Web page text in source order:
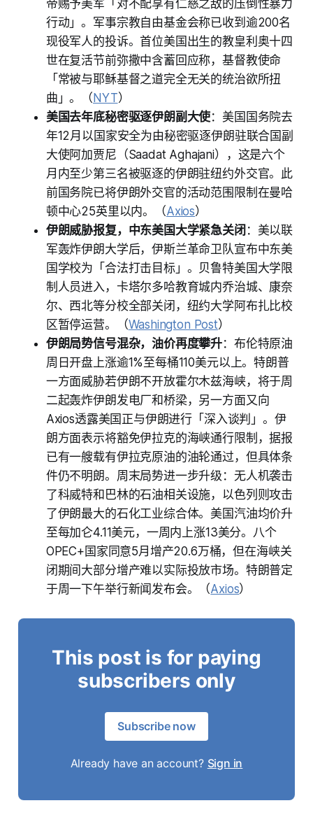
帝赐予美军「对不配享有仁慈之敌的压倒性暴力
行动」。军事宗教自由基金会称已收到逾200名
现役军人的投诉。首位美国出生的教皇利奥十四
世在复活节前弥撒中含蓄回应称，基督教使命
「常被与耶稣基督之道完全无关的统治欲所扭
曲」。（NYT）
美国去年底秘密驱逐伊朗副大使：美国国务院去
年12月以国家安全为由秘密驱逐伊朗驻联合国副
大使阿加贾尼（Saadat Aghajani），这是六个
月内至少第三名被驱逐的伊朗驻纽约外交官。此
前国务院已将伊朗外交官的活动范围限制在曼哈
顿中心25英里以内。（Axios）
伊朗威胁报复，中东美国大学紧急关闭 ：美以联
军轰炸伊朗大学后，伊斯兰革命卫队宣布中东美
国学校为「合法打击目标」。贝鲁特美国大学限
制人员进入，卡塔尔多哈教育城内乔治城、康奈
尔、西北等分校全部关闭，纽约大学阿布扎比校
区暂停运营。（Washington Post）
伊朗局势信号混杂，油价再度攀升：布伦特原油
周日开盘上涨逾1%至每桶110美元以上。特朗普
一方面威胁若伊朗不开放霍尔木兹海峡，将于周
二起轰炸伊朗发电厂和桥梁，另一方面又向
Axios透露美国正与伊朗进行「深入谈判」。伊
朗方面表示将豁免伊拉克的海峡通行限制，据报
已有一艘载有伊拉克原油的油轮通过，但具体条
件仍不明朗。周末局势进一步升级：无人机袭击
了科威特和巴林的石油相关设施，以色列则攻击
了伊朗最大的石化工业综合体。美国汽油均价升
至每加仑4.11美元，一周内上涨13美分。八个
OPEC+国家同意5月增产20.6万桶，但在海峡关
闭期间大部分增产难以实际投放市场。特朗普定
于周一下午举行新闻发布会。（Axios）
This post is for paying
subscribers only
Subscribe now
Already have an account? Sign in